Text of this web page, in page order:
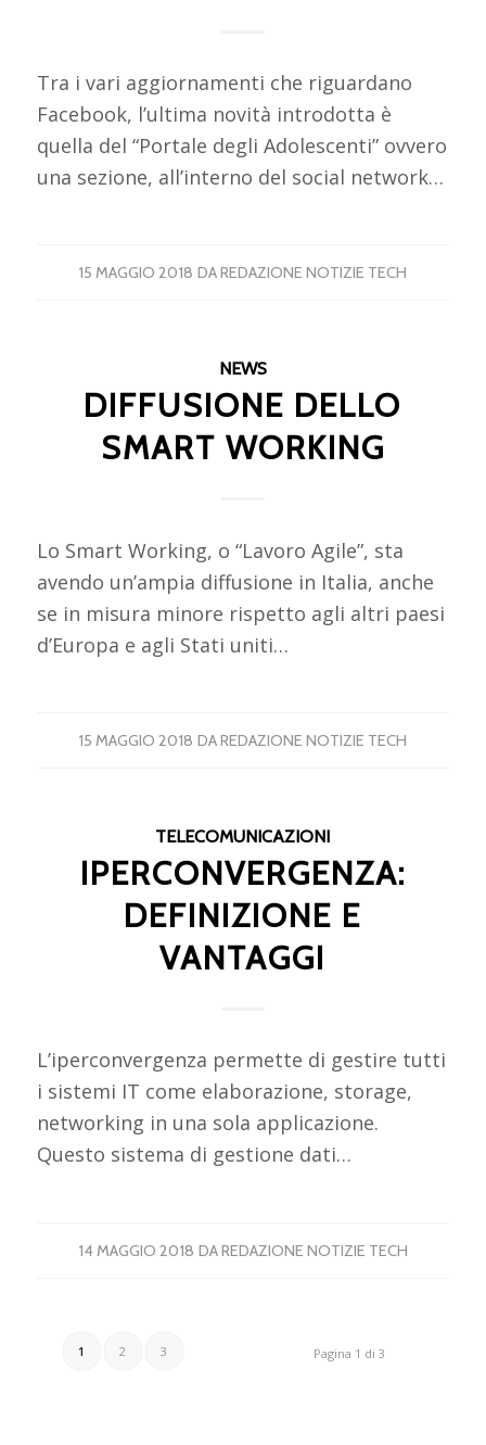
Tra i vari aggiornamenti che riguardano
Facebook, l’ultima novità introdotta è
quella del “Portale degli Adolescenti” ovvero
una sezione, all’interno del social network…
15 MAGGIO 2018 DAREDAZIONE NOTIZIE TECH
NEWS
DIFFUSIONE DELLO
SMART WORKING
Lo Smart Working, o “Lavoro Agile”, sta
avendo un’ampia diffusione in Italia, anche
se in misura minore rispetto agli altri paesi
d’Europa e agli Stati uniti…
15 MAGGIO 2018 DAREDAZIONE NOTIZIE TECH
TELECOMUNICAZIONI
IPERCONVERGENZA:
DEFINIZIONE E
VANTAGGI
L’iperconvergenza permette di gestire tutti
i sistemi IT come elaborazione, storage,
networking in una sola applicazione.
Questo sistema di gestione dati…
14 MAGGIO 2018 DAREDAZIONE NOTIZIE TECH
Pagina 1 di 3
1 2 3